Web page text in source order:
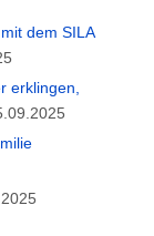
dem SILA
erklingen,